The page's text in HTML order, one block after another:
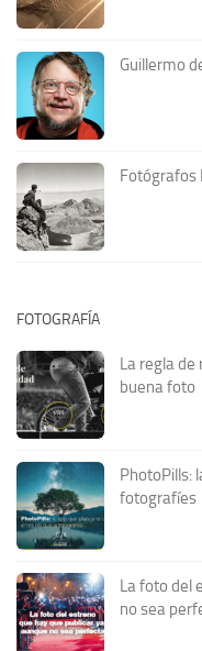
Guillermo
Fotógrafos
FOTOGRAFÍA
La regla de
buena foto
PhotoPills:
fotografíes
La foto del
no sea